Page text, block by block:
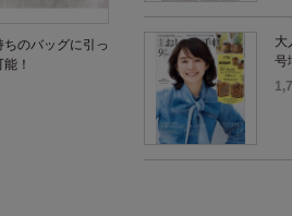
のバッグに引っ
！
大
号